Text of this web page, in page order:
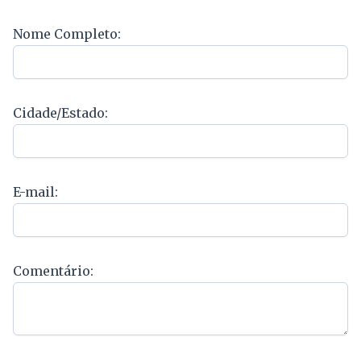
Nome Completo:
Cidade/Estado:
E-mail:
Comentário: